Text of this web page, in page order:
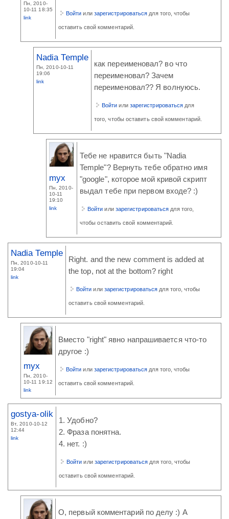
Пн, 2010-
10-11 18:35
link
Войти или зарегистрироваться для того, чтобы
оставить свой комментарий.
Nadia Temple
Пн, 2010-10-11
19:06
link
как переименовал? во что
переименовал? Зачем
переименовал?? Я волнуюсь.
Войти или зарегистрироваться для
того, чтобы оставить свой комментарий.
myx
Пн, 2010-
10-11
19:10
link
Тебе не нравится быть "Nadia
Temple"? Вернуть тебе обратно имя
"google", которое мой кривой скрипт
выдал тебе при первом входе? :)
Войти или зарегистрироваться для того,
чтобы оставить свой комментарий.
Nadia Temple
Пн, 2010-10-11
19:04
link
Right. and the new comment is added at
the top, not at the bottom? right
Войти или зарегистрироваться для того, чтобы
оставить свой комментарий.
myx
Пн, 2010-
10-11 19:12
link
Вместо "right" явно напрашивается что-то
другое :)
Войти или зарегистрироваться для того, чтобы
оставить свой комментарий.
gostya-olik
Вт, 2010-10-12
12:44
link
1. Удобно?
2. Фраза понятна.
4. нет. :)
Войти или зарегистрироваться для того, чтобы
оставить свой комментарий.
О, первый комментарий по делу :) А